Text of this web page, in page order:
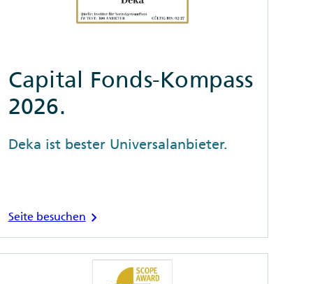
Capital Fonds-Kompass
2026.
Deka ist bester Universalanbieter.
Seite besuchenchevron_right